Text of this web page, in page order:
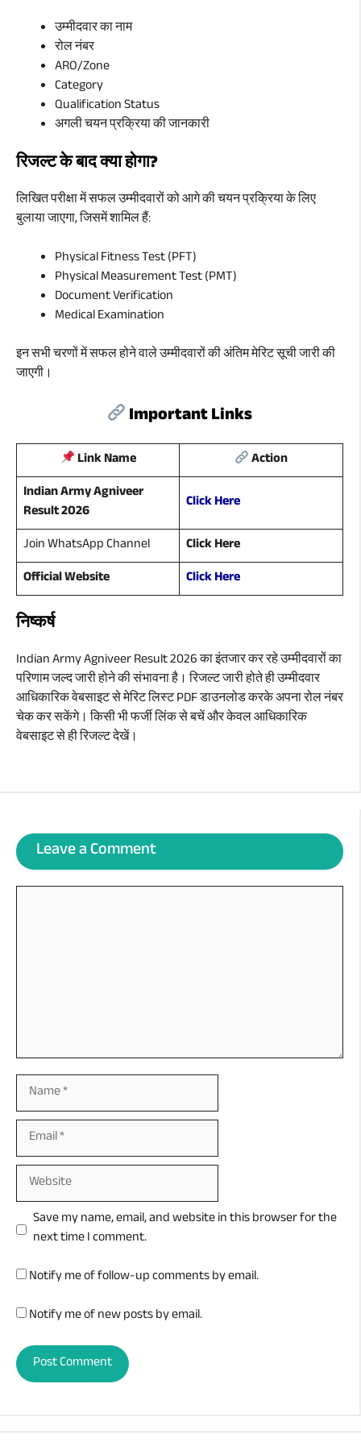
उम्मीदवार का नाम
रोल नंबर
ARO/Zone
Category
Qualification Status
अगली चयन प्रक्रिया की जानकारी
रिजल्ट के बाद क्या होगा?
लिखित परीक्षा में सफल उम्मीदवारों को आगे की चयन प्रक्रिया के लिए
बुलाया जाएगा, जिसमें शामिल हैं:
Physical Fitness Test (PFT)
Physical Measurement Test (PMT)
Document Verification
Medical Examination
इन सभी चरणों में सफल होने वाले उम्मीदवारों की अंतिम मेरिट सूची जारी की
जाएगी।
Important Links
Link Name
Action
Indian Army Agniveer
Result 2026
Click Here
Join WhatsApp Channel
Click Here
Official Website
Click Here
निष्कर्ष
Indian Army Agniveer Result 2026 का इंतजार कर रहे उम्मीदवारों का
परिणाम जल्द जारी होने की संभावना है। रिजल्ट जारी होते ही उम्मीदवार
आधिकारिक वेबसाइट से मेरिट लिस्ट PDF डाउनलोड करके अपना रोल नंबर
चेक कर सकेंगे। किसी भी फर्जी लिंक से बचें और केवल आधिकारिक
वेबसाइट से ही रिजल्ट देखें।
Leave a Comment
Name
Email
Website
Save my name, email, and website in this browser for the
next time I comment.
Notify me of follow-up comments by email.
Notify me of new posts by email.